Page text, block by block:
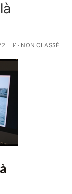
NON CLASSÉ